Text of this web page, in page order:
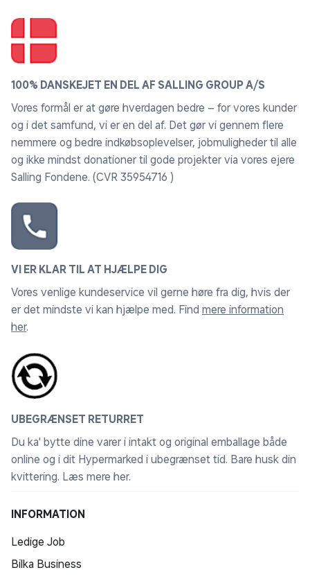
100% DANSKEJET EN DEL AF SALLING GROUP A/S
Vores formål er at gøre hverdagen bedre – for vores kunder
og i det samfund, vi er en del af. Det gør vi gennem flere
nemmere og bedre indkøbsoplevelser, jobmuligheder til alle
og ikke mindst donationer til gode projekter via vores ejere
Salling Fondene. (CVR 35954716 )
VI ER KLAR TIL AT HJÆLPE DIG
Vores venlige kundeservice vil gerne høre fra dig, hvis der
er det mindste vi kan hjælpe med. Find mere information
her.
UBEGRÆNSET RETURRET
Du ka' bytte dine varer i intakt og original emballage både
online og i dit Hypermarked i ubegrænset tid. Bare husk din
kvittering. Læs mere her.
INFORMATION
Ledige Job
Bilka Business